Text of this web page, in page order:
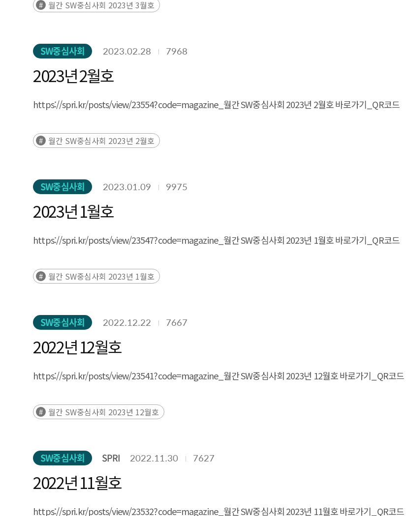
월간 SW중심사회 2023년 3월호
SW중심사회 2023.02.28 7968
2023년 2월호
https://spri.kr/posts/view/23554?code=magazine_월간 SW중심사회 2023년 2월호 바로가기_QR코드
월간 SW중심사회 2023년 2월호
SW중심사회 2023.01.09 9975
2023년 1월호
https://spri.kr/posts/view/23547?code=magazine_월간 SW중심사회 2023년 1월호 바로가기_QR코드
월간 SW중심사회 2023년 1월호
SW중심사회 2022.12.22 7667
2022년 12월호
https://spri.kr/posts/view/23541?code=magazine_월간 SW중심사회 2023년 12월호 바로가기_QR코드
월간 SW중심사회 2023년 12월호
SW중심사회 SPRI 2022.11.30 7627
2022년 11월호
https://spri.kr/posts/view/23532?code=magazine_월간 SW중심사회 2023년 11월호 바로가기_QR코드